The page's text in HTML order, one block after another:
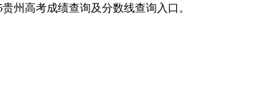
州高考成绩查询及分数线查询入口。